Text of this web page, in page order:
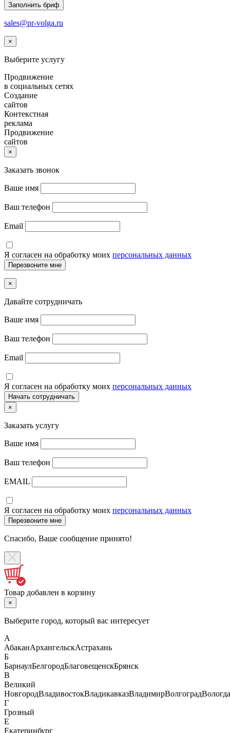
Заполнить бриф
sales@pr-volga.ru
×
Выберите услугу
Продвижение
в социальных сетях
Создание
сайтов
Контекстная
реклама
Продвижение
сайтов
×
Заказать звонок
Ваше имя
Ваш телефон
Email
Я согласен на обработку моих персональных данных
×
Давайте сотрудничать
Ваше имя
Ваш телефон
Email
Я согласен на обработку моих персональных данных
×
Заказать услугу
Ваше имя
Ваш телефон
EMAIL
Я согласен на обработку моих персональных данных
Спасибо, Ваше сообщение принято!
Товар добавлен в корзину
×
Выберите город, который вас интересует
А
АбаканАрхангельскАстрахань
Б
БарнаулБелгородБлаговещенскБрянск
В
Великий
НовгородВладивостокВладикавказВладимирВолгоградВологда
Г
Грозный
Е
Екатеринбург